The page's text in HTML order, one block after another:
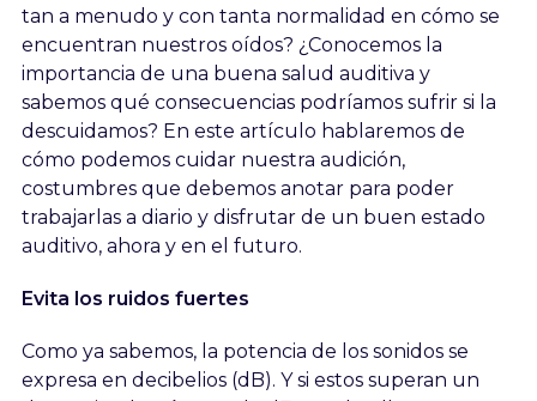
tan a menudo y con tanta normalidad en cómo se
encuentran nuestros oídos? ¿Conocemos la
importancia de una buena salud auditiva y
sabemos qué consecuencias podríamos sufrir si la
descuidamos? En este artículo hablaremos de
cómo podemos cuidar nuestra audición,
costumbres que debemos anotar para poder
trabajarlas a diario y disfrutar de un buen estado
auditivo, ahora y en el futuro.
Evita los ruidos fuertes
Como ya sabemos, la potencia de los sonidos se
expresa en decibelios (dB). Y si estos superan un